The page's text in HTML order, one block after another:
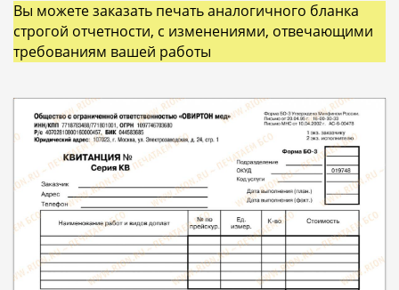
Вы можете заказать печать аналогичного бланка
строгой отчетности, с изменениями, отвечающими
требованиям вашей работы